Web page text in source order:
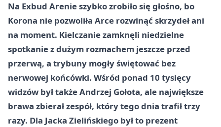
Na Exbud Arenie szybko zrobiło się głośno, bo
Korona nie pozwoliła Arce rozwinąć skrzydeł ani
na moment. Kielczanie zamknęli niedzielne
spotkanie z dużym rozmachem jeszcze przed
przerwą, a trybuny mogły świętować bez
nerwowej końcówki. Wśród ponad 10 tysięcy
widzów był także Andrzej Gołota, ale największe
brawa zbierał zespół, który tego dnia trafił trzy
razy. Dla Jacka Zielińskiego był to prezent